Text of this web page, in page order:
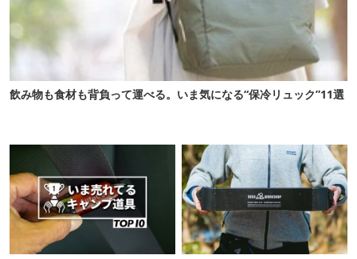
飲み物も食材も背負って運べる。いま気になる“保冷リュック”11選